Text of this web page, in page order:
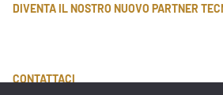
DIVENTA IL NOSTRO NUOVO PARTNER
CONTATTACI